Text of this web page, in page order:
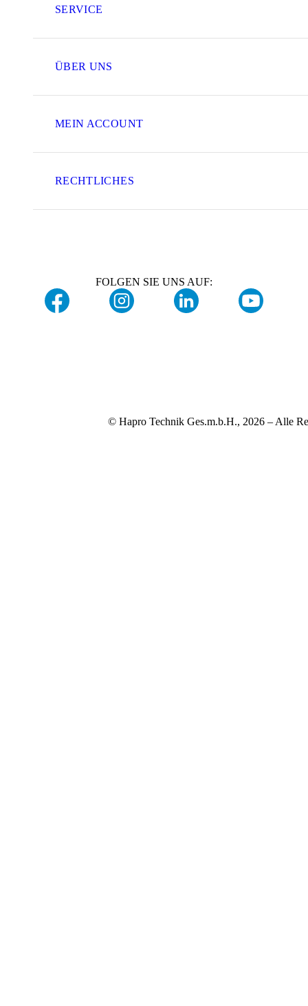
SERVICE
ÜBER UNS
MEIN ACCOUNT
RECHTLICHES
FOLGEN SIE UNS AUF:
© Hapro Technik Ges.m.b.H., 2026 – Alle